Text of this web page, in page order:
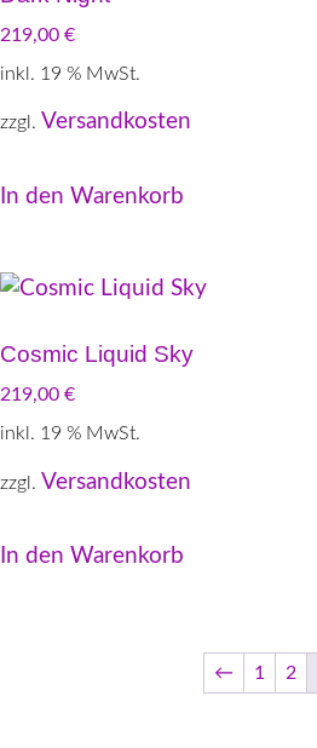
219,00 €
inkl. 19 % MwSt.
zzgl. Versandkosten
In den Warenkorb
Cosmic Liquid Sky
219,00 €
inkl. 19 % MwSt.
zzgl. Versandkosten
In den Warenkorb
← 1 2